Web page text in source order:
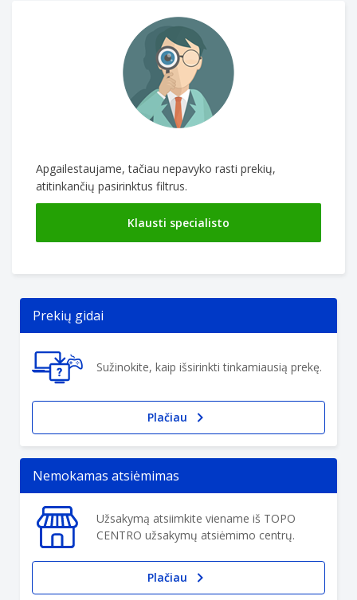
Apgailestaujame, tačiau nepavyko rasti prekių,
atitinkančių pasirinktus filtrus.
Klausti specialisto
Prekių gidai
Sužinokite, kaip išsirinkti tinkamiausią prekę.
Plačiau
Nemokamas atsiėmimas
Užsakymą atsiimkite viename iš TOPO
CENTRO užsakymų atsiėmimo centrų.
Plačiau